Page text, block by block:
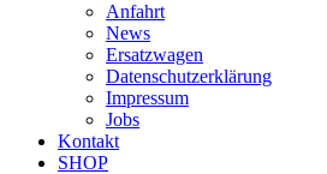
Anfahrt
News
Ersatzwagen
Datenschutzerklärung
Impressum
Jobs
Kontakt
SHOP